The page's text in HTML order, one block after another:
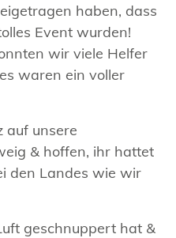
haben, dass
Event wurden!
wir viele Helfer
waren ein voller
auf unsere
& hoffen, ihr hattet
den Landes wie wir
geschnuppert hat &